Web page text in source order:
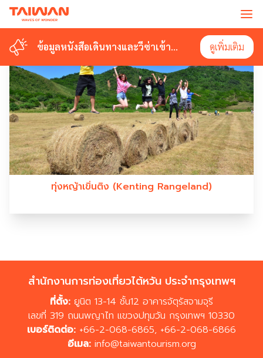
ข้อมูลหนังสือเดินทางและวีซ่าเข้า
ดูเพิ่มเติม
ข้อมูลหนังสือเดินทางและวีซ่าเข้า
ดูเพิ่มเติม
#KENTINGRANGELAND
ทุ่งหญ้าเขิ่นติง (Kenting Rangeland)
สำนักงานการท่องเที่ยวไต้หวัน ประจำกรุงเทพฯ
ที่ตั้ง: ยูนิต 13-14 ชั้น12 อาคารจัตุรัสจามจุรี
เลขที่ 319 ถนนพญาไท แขวงปทุมวัน กรุงเทพฯ 10330
เบอร์ติดต่อ: +66-2-068-6865, +66-2-068-6866
อีเมล: info@taiwantourism.org